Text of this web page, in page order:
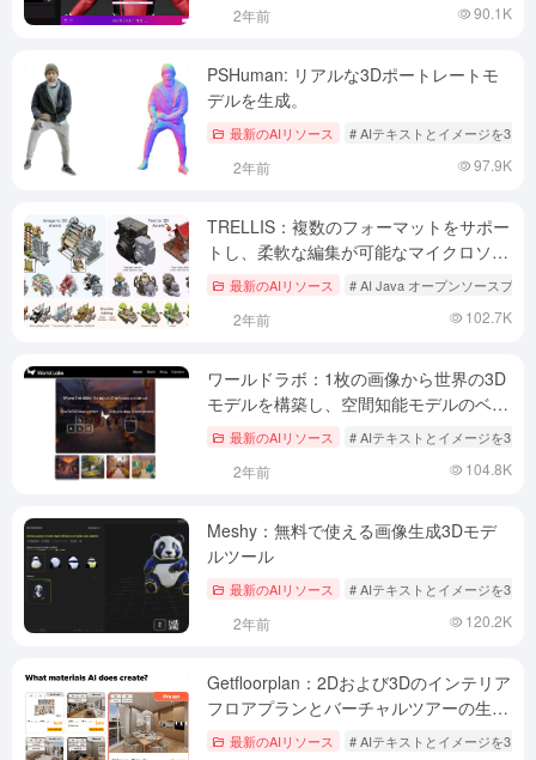
2年前 90.1K
PSHuman: リアルな3Dポートレートモ
デルを生成。
最新のAIリソース # AIテキストとイメージを3Dへ
2年前 97.9K
TRELLIS：複数のフォーマットをサポー
トし、柔軟な編集が可能なマイクロソフ
ト開発の3Dアセット生成モデル
最新のAIリソース # AI Java オープンソースプロ
2年前 102.7K
ワールドラボ：1枚の画像から世界の3D
モデルを構築し、空間知能モデルのベー
タテストに応募する！
最新のAIリソース # AIテキストとイメージを3Dへ
2年前 104.8K
Meshy：無料で使える画像生成3Dモデ
ルツール
最新のAIリソース # AIテキストとイメージを3Dへ
2年前 120.2K
Getfloorplan：2Dおよび3Dのインテリア
フロアプランとバーチャルツアーの生成
（有料）
最新のAIリソース # AIテキストとイメージを3Dへ